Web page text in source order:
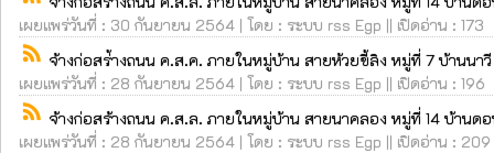
เผยแพร่วันที่ : 30 กันยายน 2564 | โดย : ระบบ rss Egp || เปิดอ่าน : 173
rss_feed จ้างก่อสร่้างถนน ค.ส.ค. ภายในหมู่บ้าน สายห้วยขี้ลิง หมู่ที่ 7 บ้านนาวี
เผยแพร่วันที่ : 28 กันยายน 2564 | โดย : ระบบ rss Egp || เปิดอ่าน : 196
rss_feed จ้างก่อสร้างถนน ค.ส.ล. ภายในหมู่บ้าน สายนาคลอง หมู่ที่ 14 บ้านดอ
เผยแพร่วันที่ : 28 กันยายน 2564 | โดย : ระบบ rss Egp || เปิดอ่าน : 209